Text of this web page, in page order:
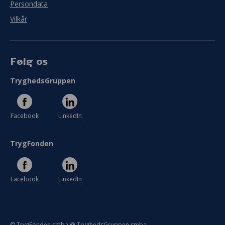
Persondata
Vilkår
Følg os
TryghedsGruppen
Facebook LinkedIn
TrygFonden
Facebook LinkedIn